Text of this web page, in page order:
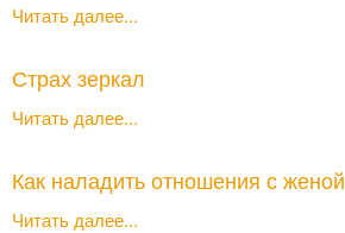
Читать далее...
Страх зеркал
Читать далее...
Как наладить отношения с женой
Читать далее...